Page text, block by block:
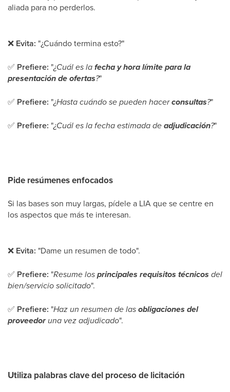
aliada para no perderlos.
❌ Evita: "¿Cuándo termina esto?"
✅ Prefiere: "¿Cuál es lafecha y hora límite para la
presentación de ofertas?"
✅ Prefiere: "¿Hasta cuándo se pueden hacerconsultas?"
✅ Prefiere: "¿Cuál es la fecha estimada deadjudicación?"
Pide resúmenes enfocados
Si las bases son muy largas, pídele a LIA que se centre en
los aspectos que más te interesan.
❌ Evita: "Dame un resumen de todo".
✅ Prefiere: "Resume losprincipales requisitos técnicos del
bien/servicio solicitado".
✅ Prefiere: "Haz un resumen de lasobligaciones del
proveedoruna vez adjudicado".
Utiliza palabras clave del proceso de licitación